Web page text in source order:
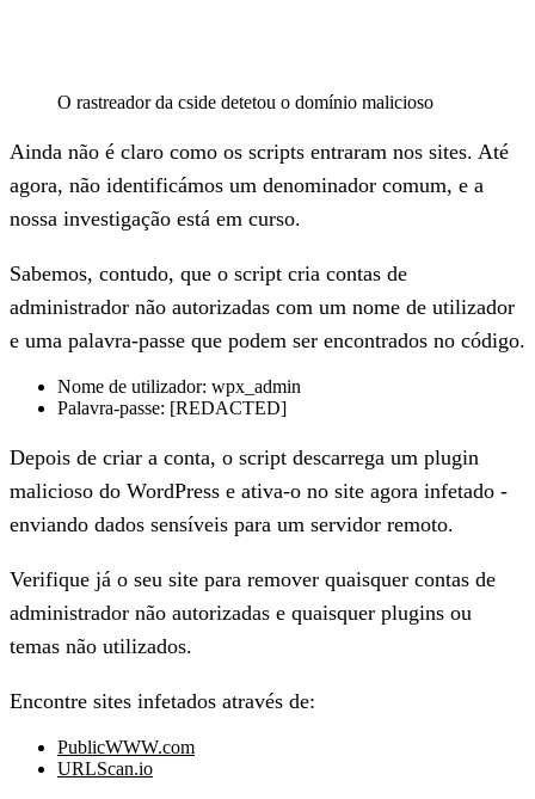
O rastreador da cside detetou o domínio malicioso
Ainda não é claro como os scripts entraram nos sites. Até
agora, não identificámos um denominador comum, e a
nossa investigação está em curso.
Sabemos, contudo, que o script cria contas de
administrador não autorizadas com um nome de utilizador
e uma palavra-passe que podem ser encontrados no código.
Nome de utilizador: wpx_admin
Palavra-passe: [REDACTED]
Depois de criar a conta, o script descarrega um plugin
malicioso do WordPress e ativa-o no site agora infetado -
enviando dados sensíveis para um servidor remoto.
Verifique já o seu site para remover quaisquer contas de
administrador não autorizadas e quaisquer plugins ou
temas não utilizados.
Encontre sites infetados através de:
PublicWWW.com
URLScan.io